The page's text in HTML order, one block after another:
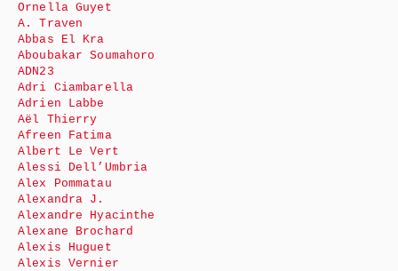
Ornella Guyet
A. Traven
Abbas El Kra
Aboubakar Soumahoro
ADN23
Adri Ciambarella
Adrien Labbe
Aël Thierry
Afreen Fatima
Albert Le Vert
Alessi Dell’Umbria
Alex Pommatau
Alexandra J.
Alexandre Hyacinthe
Alexane Brochard
Alexis Huguet
Alexis Vernier